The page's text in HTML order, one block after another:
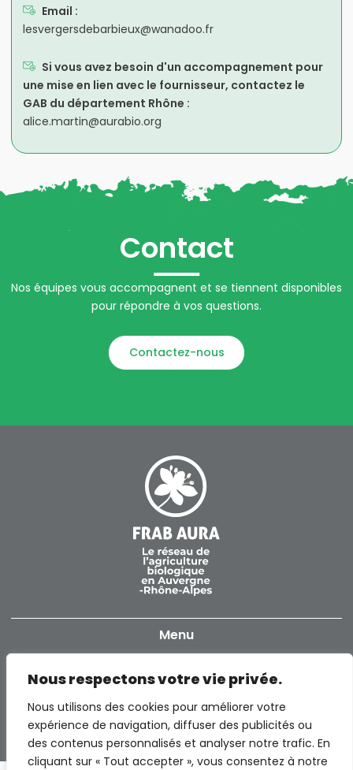
Nous respectons votre vie privée.
Nous utilisons des cookies pour améliorer votre
expérience de navigation, diffuser des publicités ou
des contenus personnalisés et analyser notre trafic. En
cliquant sur « Tout accepter », vous consentez à notre
Email :
lesvergersdebarbieux@wanadoo.fr
Si vous avez besoin d'un accompagnement pour
une mise en lien avec le fournisseur, contactez le
GAB du département Rhône :
alice.martin@aurabio.org
Contact
Nos équipes vous accompagnent et se tiennent disponibles
pour répondre à vos questions.
Contactez-nous
Menu
Notre réseau
Producteurs
Informations
Politique de confidentialité
Mentions légales
Contact
FRAB AuRA – INEED Rovaltain TGV